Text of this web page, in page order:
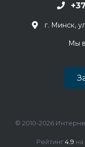
г. Минск,
Мы
© 2010-2026
Рейтинг4.9